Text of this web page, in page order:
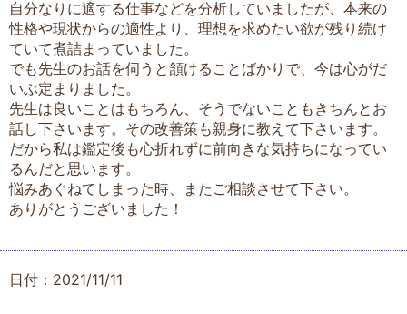
自分なりに適する仕事などを分析していましたが、本来の
性格や現状からの適性より、理想を求めたい欲が残り続け
ていて煮詰まっていました。
でも先生のお話を伺うと頷けることばかりで、今は心がだ
いぶ定まりました。
先生は良いことはもちろん、そうでないこともきちんとお
話し下さいます。その改善策も親身に教えて下さいます。
だから私は鑑定後も心折れずに前向きな気持ちになってい
るんだと思います。
悩みあぐねてしまった時、またご相談させて下さい。
ありがとうございました！
日付：2021/11/11